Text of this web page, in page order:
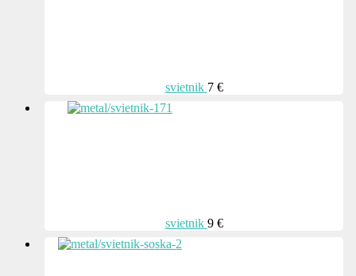
svietnik 7 €
svietnik 9 €